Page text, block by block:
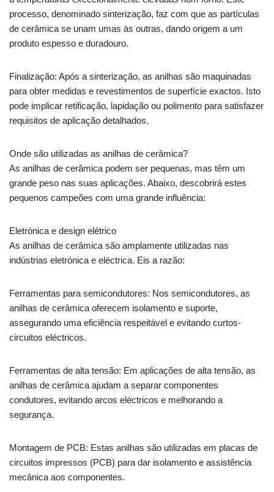
processo, denominado sinterização, faz com que as partículas
de cerâmica se unam umas às outras, dando origem a um
produto espesso e duradouro.
Finalização: Após a sinterização, as anilhas são maquinadas
para obter medidas e revestimentos de superfície exactos. Isto
pode implicar retificação, lapidação ou polimento para satisfazer
requisitos de aplicação detalhados.
Onde são utilizadas as anilhas de cerâmica?
As anilhas de cerâmica podem ser pequenas, mas têm um
grande peso nas suas aplicações. Abaixo, descobrirá estes
pequenos campeões com uma grande influência:
Eletrónica e design elétrico
As anilhas de cerâmica são amplamente utilizadas nas
indústrias eletrónica e eléctrica. Eis a razão:
Ferramentas para semicondutores: Nos semicondutores, as
anilhas de cerâmica oferecem isolamento e suporte,
assegurando uma eficiência respeitável e evitando curtos-
circuitos eléctricos.
Ferramentas de alta tensão: Em aplicações de alta tensão, as
anilhas de cerâmica ajudam a separar componentes
condutores, evitando arcos eléctricos e melhorando a
segurança.
Montagem de PCB: Estas anilhas são utilizadas em placas de
circuitos impressos (PCB) para dar isolamento e assistência
mecânica aos componentes.